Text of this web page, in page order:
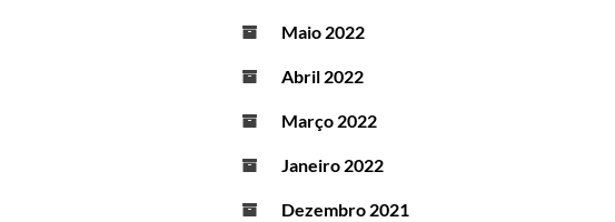
Maio 2022
Abril 2022
Março 2022
Janeiro 2022
Dezembro 2021